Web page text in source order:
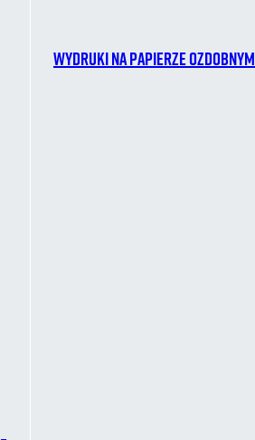
Wydruki na papierze ozdobnym